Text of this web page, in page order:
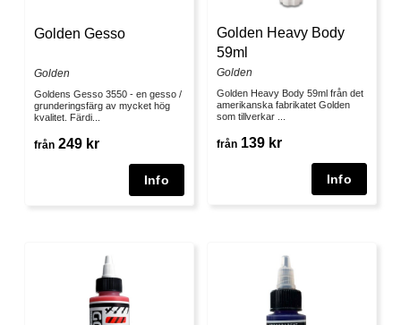
Golden Gesso
Golden
Goldens Gesso 3550 - en gesso /
grunderingsfärg av mycket hög
kvalitet. Färdi...
från 249 kr
Golden Heavy Body
59ml
Golden
Golden Heavy Body 59ml från det
amerikanska fabrikatet Golden
som tillverkar ...
från 139 kr